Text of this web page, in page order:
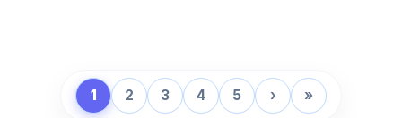
1 2 3 4 5 › »